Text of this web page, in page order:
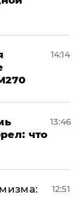
14:14
что
13:46
12:51